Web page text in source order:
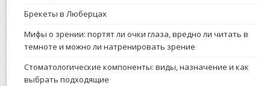
Брекеты в Люберцах
Мифы о зрении: портят ли очки глаза, вредно ли читать в
темноте и можно ли натренировать зрение
Стоматологические компоненты: виды, назначение и как
выбрать подходящие